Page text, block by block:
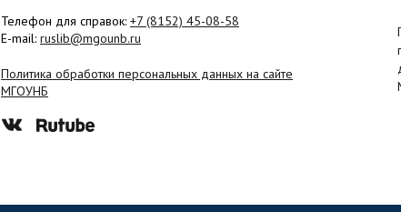
Телефон для справок: +7 (8152) 45-08-58
E-mail: ruslib@mgounb.ru
Политика обработки персональных данных на сайте
МГОУНБ